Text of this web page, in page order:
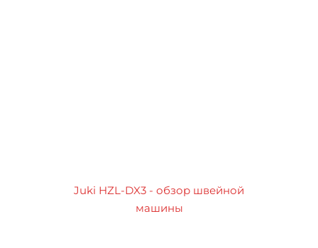
Juki HZL-DX3 - обзор швейной
машины